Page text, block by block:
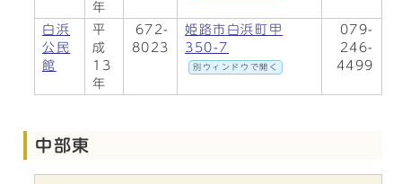
年
白浜
公民
館
平
成
13
年
672-
8023
姫路市白浜町甲
350-7
別ウィンドウで開く
079-
246-
4499
中部東